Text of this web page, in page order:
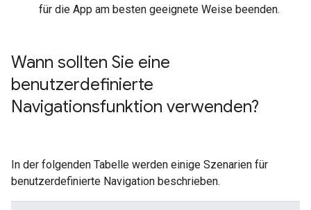
für die App am besten geeignete Weise beenden.
Wann sollten Sie eine
benutzerdefinierte
Navigationsfunktion verwenden?
In der folgenden Tabelle werden einige Szenarien für
benutzerdefinierte Navigation beschrieben.